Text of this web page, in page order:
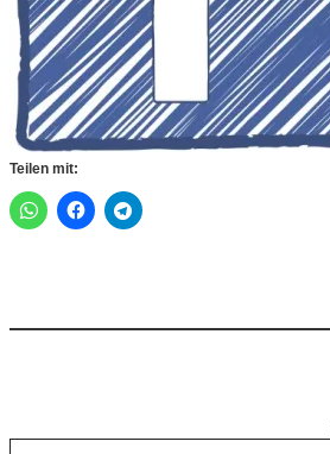
Teilen mit:
Gib deine E-Mail-Adresse ein …